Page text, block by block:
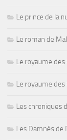
Le prince de la
Le roman de
Le royaume des
Le royaume des
Les chroniques
Les Damnés de